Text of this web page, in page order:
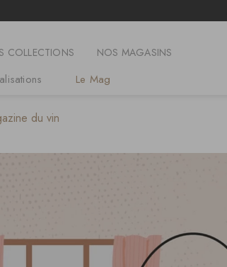
Le Mag
COLLECTIONS NOS MAGASINS
du vin